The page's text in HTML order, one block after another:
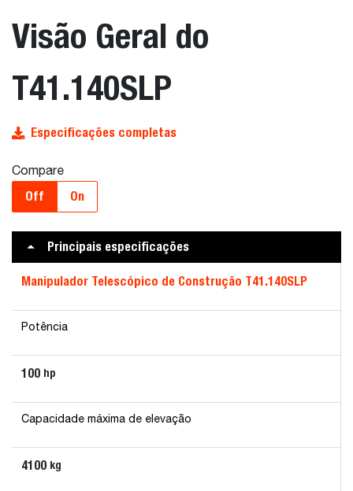
Visão Geral do
T41.140SLP
Especificações completas
Compare
Off On
Principais especificações
Manipulador Telescópico de Construção T41.140SLP
Potência
100 hp
Capacidade máxima de elevação
4100 kg